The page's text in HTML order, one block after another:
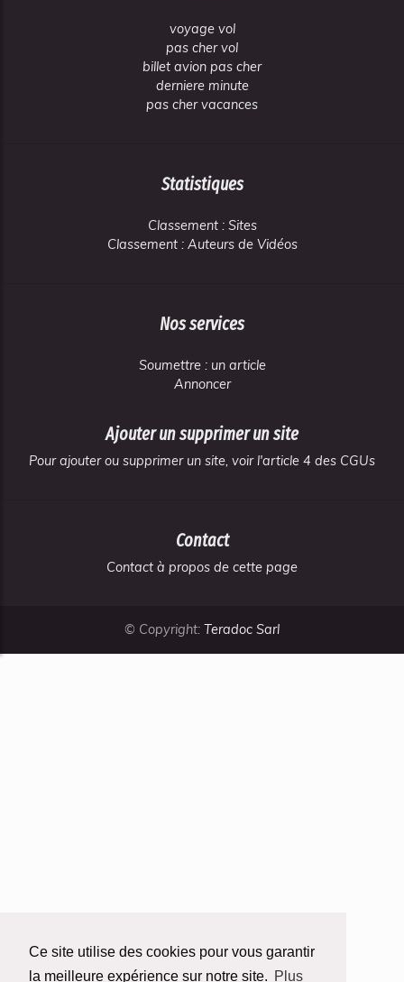
Ce site utilise des cookies pour vous garantir
la meilleure expérience sur notre site. Plus
voyage vol
pas cher vol
billet avion pas cher
derniere minute
pas cher vacances
Statistiques
Classement : Sites
Classement : Auteurs de Vidéos
Nos services
Soumettre : un article
Annoncer
Ajouter un supprimer un site
Pour ajouter ou supprimer un site, voir l'article 4 des CGUs
Contact
Contact à propos de cette page
© Copyright: Teradoc Sarl